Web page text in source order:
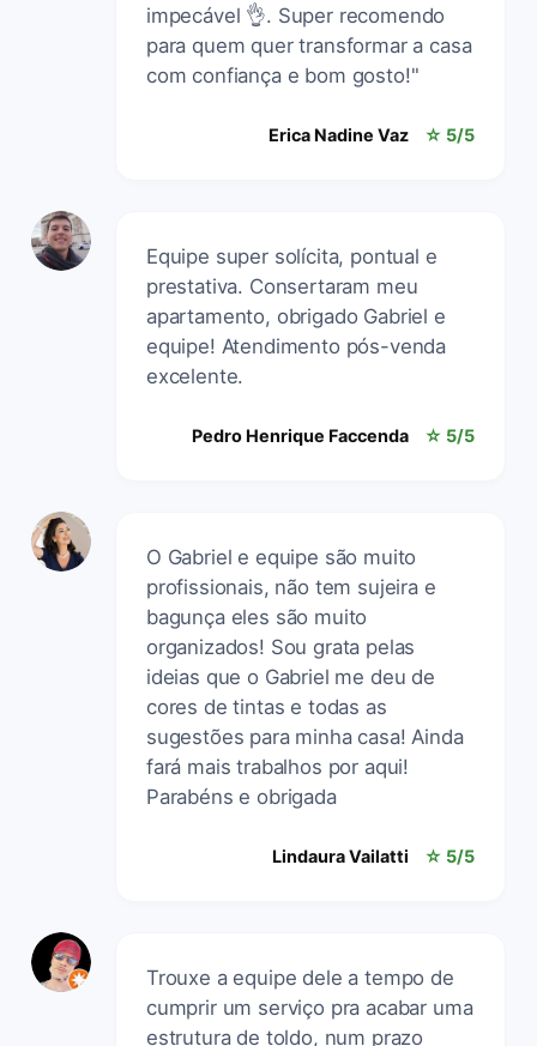
impecável 👌. Super recomendo
para quem quer transformar a casa
com confiança e bom gosto!"
Erica Nadine Vaz ☆ 5/5
Equipe super solícita, pontual e
prestativa. Consertaram meu
apartamento, obrigado Gabriel e
equipe! Atendimento pós-venda
excelente.
Pedro Henrique Faccenda ☆ 5/5
O Gabriel e equipe são muito
profissionais, não tem sujeira e
bagunça eles são muito
organizados! Sou grata pelas
ideias que o Gabriel me deu de
cores de tintas e todas as
sugestões para minha casa! Ainda
fará mais trabalhos por aqui!
Parabéns e obrigada
Lindaura Vailatti ☆ 5/5
Trouxe a equipe dele a tempo de
cumprir um serviço pra acabar uma
estrutura de toldo, num prazo